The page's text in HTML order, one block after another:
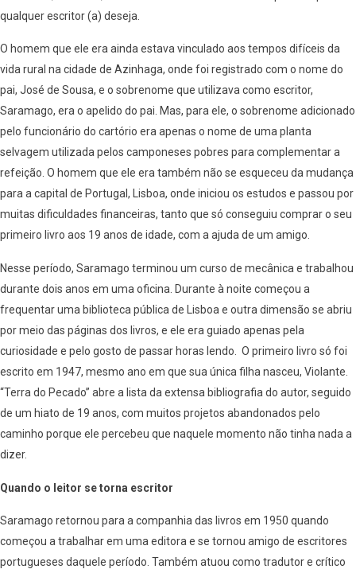
qualquer escritor (a) deseja.
O homem que ele era ainda estava vinculado aos tempos difíceis da
vida rural na cidade de Azinhaga, onde foi registrado com o nome do
pai, José de Sousa, e o sobrenome que utilizava como escritor,
Saramago, era o apelido do pai. Mas, para ele, o sobrenome adicionado
pelo funcionário do cartório era apenas o nome de uma planta
selvagem utilizada pelos camponeses pobres para complementar a
refeição. O homem que ele era também não se esqueceu da mudança
para a capital de Portugal, Lisboa, onde iniciou os estudos e passou por
muitas dificuldades financeiras, tanto que só conseguiu comprar o seu
primeiro livro aos 19 anos de idade, com a ajuda de um amigo.
Nesse período, Saramago terminou um curso de mecânica e trabalhou
durante dois anos em uma oficina. Durante à noite começou a
frequentar uma biblioteca pública de Lisboa e outra dimensão se abriu
por meio das páginas dos livros, e ele era guiado apenas pela
curiosidade e pelo gosto de passar horas lendo. O primeiro livro só foi
escrito em 1947, mesmo ano em que sua única filha nasceu, Violante.
“Terra do Pecado” abre a lista da extensa bibliografia do autor, seguido
de um hiato de 19 anos, com muitos projetos abandonados pelo
caminho porque ele percebeu que naquele momento não tinha nada a
dizer.
Quando o leitor se torna escritor
Saramago retornou para a companhia das livros em 1950 quando
começou a trabalhar em uma editora e se tornou amigo de escritores
portugueses daquele período. Também atuou como tradutor e crítico